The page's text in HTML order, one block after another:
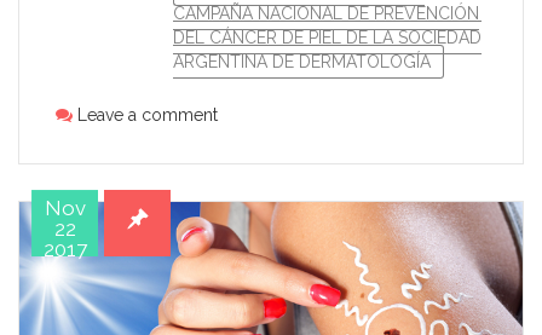
CAMPAÑA NACIONAL DE PREVENCIÓN
DEL CÁNCER DE PIEL DE LA SOCIEDAD
ARGENTINA DE DERMATOLOGÍA
Leave a comment
Nov
22
2017